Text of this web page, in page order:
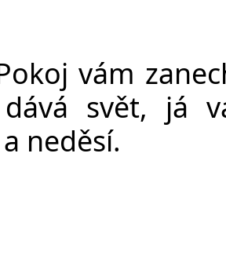
vám
svět, já
neděsí.